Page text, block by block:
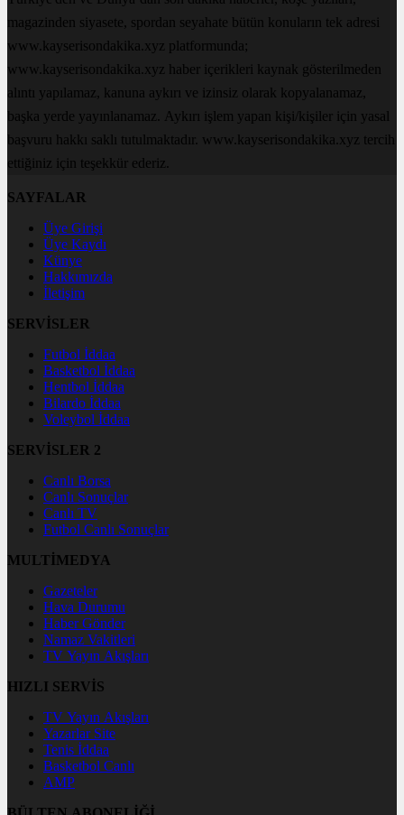
magazinden siyasete, spordan seyahate bütün konuların tek adresi
www.kayserisondakika.xyz platformunda;
www.kayserisondakika.xyz haber içerikleri kaynak gösterilmeden
alıntı yapılamaz, kanuna aykırı ve izinsiz olarak kopyalanamaz,
başka yerde yayınlanamaz. Aykırı işlem yapan kişi/kişiler için yasal
başvuru hakkı saklı tutulmaktadır. www.kayserisondakika.xyz tercih
ettiğiniz için teşekkür ederiz.
SAYFALAR
Üye Girişi
Üye Kaydı
Künye
Hakkımızda
İletişim
SERVİSLER
Futbol İddaa
Basketbol İddaa
Hentbol İddaa
Bilardo İddaa
Voleybol İddaa
SERVİSLER 2
Canlı Borsa
Canlı Sonuçlar
Canlı TV
Futbol Canlı Sonuçlar
MULTİMEDYA
Gazeteler
Hava Durumu
Haber Gönder
Namaz Vakitleri
TV Yayın Akışları
HIZLI SERVİS
TV Yayın Akışları
Yazarlar Site
Tenis İddaa
Basketbol Canlı
AMP